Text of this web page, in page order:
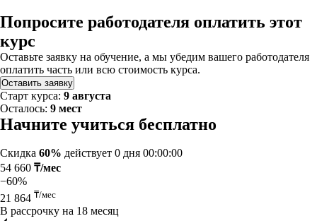
Попросите работодателя оплатить этот
курс
Оставьте заявку на обучение, а мы убедим вашего работодателя
оплатить часть или всю стоимость курса.
Оставить заявку
Старт курса: 9 августа
Осталось: 9 мест
Начните учиться бесплатно
Скидка 60% действует 0 дня 00:00:00
54 660 ₸/мес
−60%
21 864 ₸/мес
В рассрочку на 18 месяц